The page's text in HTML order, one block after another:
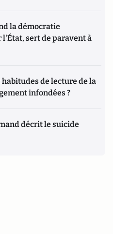
la démocratie
sert de paravent à
de lecture de la
infondées ?
décrit le suicide